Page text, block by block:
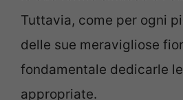
Tuttavia, come per ogni
delle sue meravigliose
fondamentale dedicarle
appropriate.